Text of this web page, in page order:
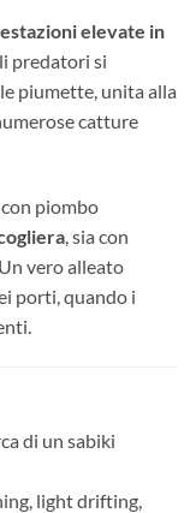
elevate in
predatori si
piumette, unita alla
catture
con piombo
, sia con
vero alleato
porti, quando i
di un sabiki
light drifting,